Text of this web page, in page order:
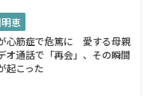
恵
心筋症で危篤に 愛する母親
オ通話で「再会」、その瞬間
起こった